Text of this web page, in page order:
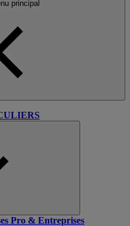
principal
Pro & Entreprises